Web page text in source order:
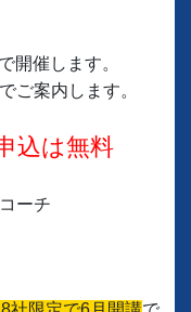
開催します。
ご案内します。
込は無料
ーチ